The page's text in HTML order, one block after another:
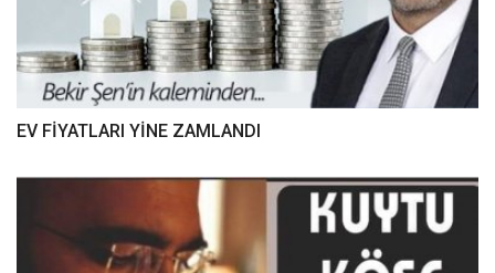
EV FİYATLARI YİNE ZAMLANDI